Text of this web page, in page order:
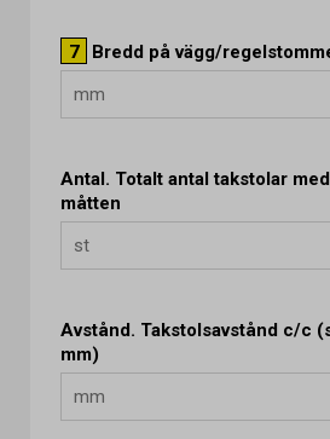
7 Bredd på vägg/
Antal. Totalt antal takstolar
måtten
Avstånd. Takstolsavstånd c/c
mm)